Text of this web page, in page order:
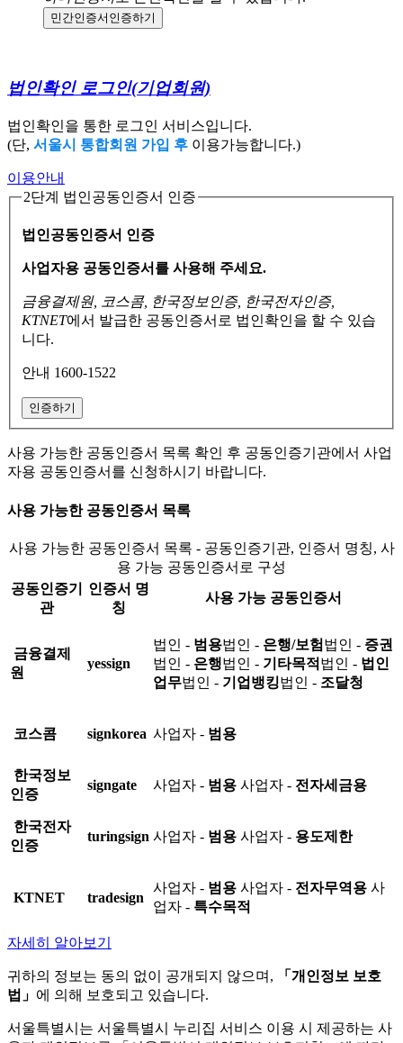
민간인증서 인증하기
법인확인 로그인(기업회원)
법인확인을 통한 로그인 서비스입니다.
(단, 서울시 통합회원 가입 후 이용가능합니다.)
이용안내
2단계 법인공동인증서 인증
법인공동인증서 인증
사업자용 공동인증서를 사용해 주세요.
금융결제원, 코스콤, 한국정보인증, 한국전자인증,
KTNET에서 발급한 공동인증서로 법인확인을 할 수 있습
니다.
안내 1600-1522
인증하기
사용 가능한 공동인증서 목록 확인 후 공동인증기관에서 사업
자용 공동인증서를 신청하시기 바랍니다.
사용 가능한 공동인증서 목록
사용 가능한 공동인증서 목록 - 공동인증기관, 인증서 명칭, 사
용 가능 공동인증서로 구성
공동인증기
관
인증서 명
칭
사용 가능 공동인증서
금융결제
원
yessign
법인 - 범용법인 - 은행/보험 법인 - 증권
법인 - 은행법인 - 기타목적 법인 - 법인
업무법인 - 기업뱅킹법인 - 조달청
코스콤 signkorea 사업자 - 범용
한국정보
인증
signgate 사업자 - 범용 사업자 - 전자세금용
한국전자
인증
turingsign 사업자 - 범용 사업자 - 용도제한
KTNET tradesign
사업자 - 범용 사업자 - 전자무역용 사
업자 - 특수목적
자세히 알아보기
귀하의 정보는 동의 없이 공개되지 않으며,
「개인정보 보호
법」 에 의해 보호되고 있습니다.
서울특별시는 서울특별시 누리집 서비스 이용 시 제공하는 사